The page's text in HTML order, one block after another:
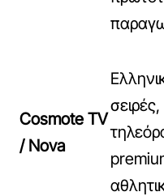
Cosmote TV
/ Nova